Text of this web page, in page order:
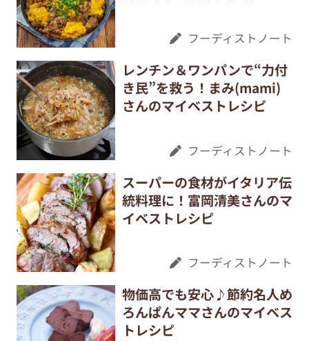
フーディストノート
レンチン＆ワンパンで“力付
き民”を救う！まみ(mami)
さんのマイベストレシピ
フーディストノート
スーパーの食材がイタリア伝
統料理に！富岡清美さんのマ
イベストレシピ
フーディストノート
物価高でも安心♪節約名人め
ろんぱんママさんのマイベス
トレシピ